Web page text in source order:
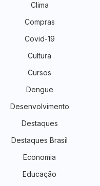
Clima
Compras
Covid-19
Cultura
Cursos
Dengue
Desenvolvimento
Destaques
Destaques Brasil
Economia
Educação